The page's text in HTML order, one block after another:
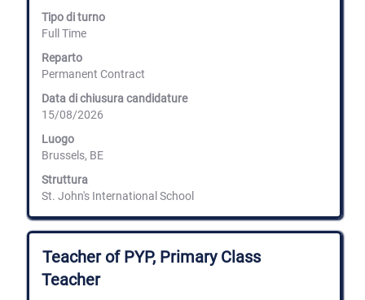
Tipo di turno
Full Time
Reparto
Permanent Contract
Data di chiusura candidature
15/08/2026
Luogo
Brussels, BE
Struttura
St. John's International School
la
barra
per
visualizzare
i
contenuti
integrali
delle
informazioni
Titolo
Teacher of PYP, Primary Class
Teacher
Effettuare
una
selezione